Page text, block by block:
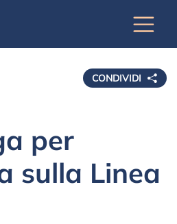
CONDIVIDI
per
sulla Linea